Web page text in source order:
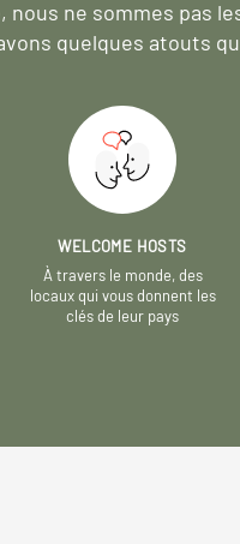
nous ne sommes pas
quelques atouts
WELCOME HOSTS
À travers le monde, des
locaux qui vous donnent les
clés de leur pays